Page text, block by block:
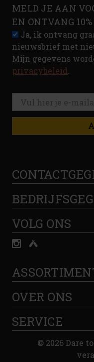
MELD JE AAN
EN ONTVANG
Ja, ik ontvang
nieuwsbrief met
Mijn gegevens
privacybeleid
VOLG ONS
OVER ONS
SERVICE
© 2026 Dare